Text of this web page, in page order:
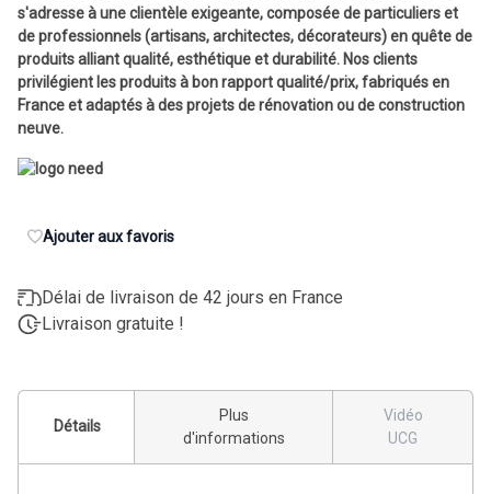
s'adresse à une clientèle exigeante, composée de particuliers et
de professionnels (artisans, architectes, décorateurs) en quête de
produits alliant qualité, esthétique et durabilité. Nos clients
privilégient les produits à bon rapport qualité/prix, fabriqués en
France et adaptés à des projets de rénovation ou de construction
neuve.
Ajouter aux favoris
Délai de livraison de 42 jours en France
Livraison gratuite !
Détails
Plus
d'informations
Vidéo
UCG